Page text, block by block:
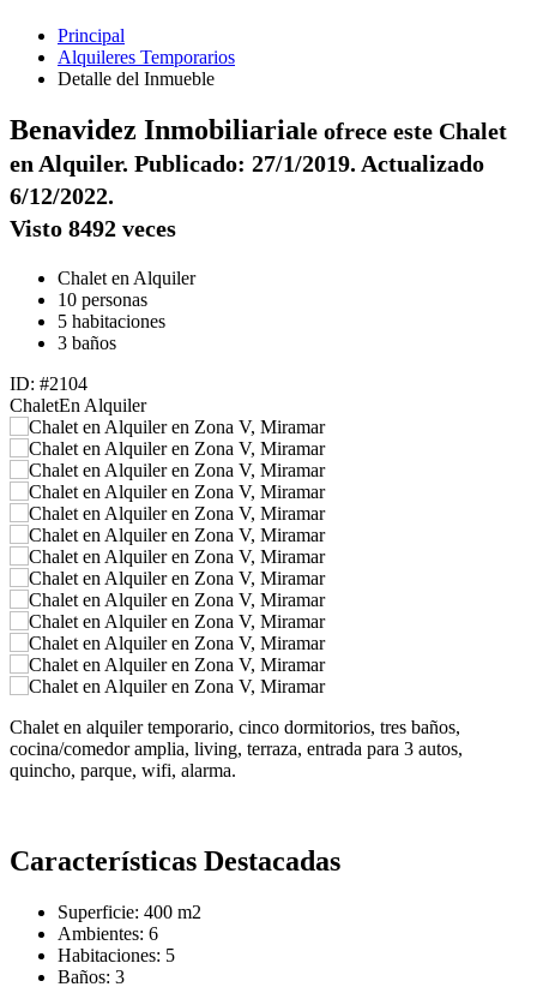
Principal
Alquileres Temporarios
Detalle del Inmueble
Benavidez Inmobiliariale ofrece este Chalet
en Alquiler. Publicado: 27/1/2019. Actualizado
6/12/2022.
Visto 8492 veces
Chalet en Alquiler
10 personas
5 habitaciones
3 baños
ID: #2104
ChaletEn Alquiler
Chalet en alquiler temporario, cinco dormitorios, tres baños,
cocina/comedor amplia, living, terraza, entrada para 3 autos,
quincho, parque, wifi, alarma.
Características Destacadas
Superficie: 400 m2
Ambientes: 6
Habitaciones: 5
Baños: 3